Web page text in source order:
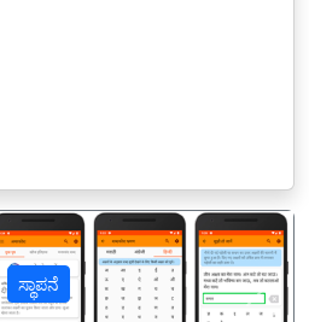
ಸ್ಥಾಪನೆ